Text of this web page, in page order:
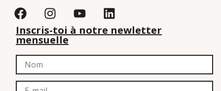
Inscris-toi à notre newletter
mensuelle